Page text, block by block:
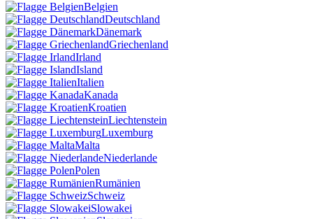
Belgien
Deutschland
Dänemark
Griechenland
Irland
Island
Italien
Kanada
Kroatien
Liechtenstein
Luxemburg
Malta
Niederlande
Polen
Rumänien
Schweiz
Slowakei